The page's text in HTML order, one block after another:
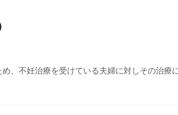
、不妊治療を受けている夫婦に対しその治療